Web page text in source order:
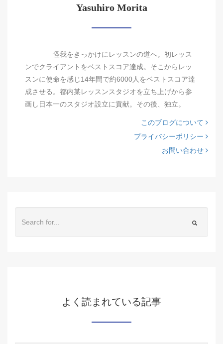
Yasuhiro Morita
怪我をきっかけにレッスンの道へ。初レッス
ンでクライアントをベストスコア達成。そこからレッ
スンに使命を感じ14年間で約6000人をベストスコア達
成させる。都内某レッスンスタジオを立ち上げから参
画し日本一のスタジオ設立に貢献。その後、独立。
このブログについて
プライバシーポリシー
お問い合わせ
よく読まれている記事